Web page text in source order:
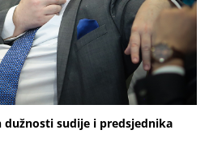
dužnosti sudije i predsjednika